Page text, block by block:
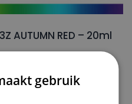
AUTUMN RED – 20ml
gebruik